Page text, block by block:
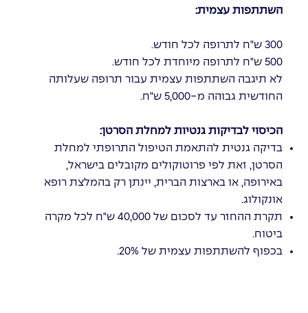
השתתפות עצמית:
300 ש"ח לתרופה לכל חודש.
500 ש"ח לתרופה מיוחדת לכל חודש.
לא תיגבה השתתפות עצמית עבור תרופה שעלותה
החודשית גבוהה מ-5,000 ש"ח.
הכיסוי לבדיקות גנטיות למחלת הסרטן:
בדיקה גנטית להתאמת הטיפול התרופתי למחלת
הסרטן, זאת לפי פרוטוקולים מקובלים בישראל,
באירופה, או בארצות הברית, יינתן רק בהמלצת רופא
אונקולוג.
תקרת ההחזר עד לסכום של 40,000 ש"ח לכל מקרה
ביטוח.
בכפוף להשתתפות עצמית של 20%.